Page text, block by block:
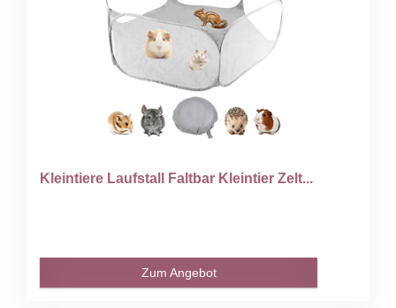
Kleintiere Laufstall Faltbar Kleintier Zelt...
Zum Angebot